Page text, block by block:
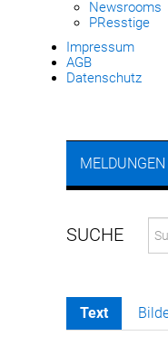
Newsrooms
PResstige
Impressum
AGB
Datenschutz
MELDUNGEN
Text